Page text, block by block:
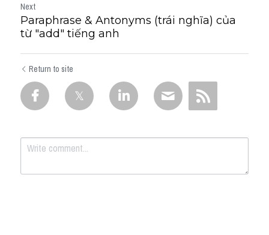
Next
Paraphrase & Antonyms (trái nghĩa) của
từ "add" tiếng anh
Return to site